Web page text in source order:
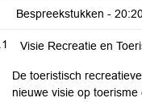
Bespreekstukken - 20:20
Visie Recreatie en
De toeristisch
nieuwe visie op